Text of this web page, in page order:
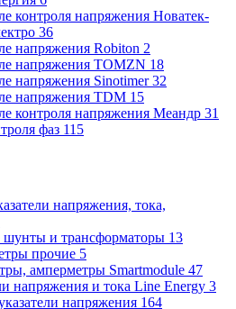
контроля напряжения Новатек-
36
напряжения Robiton 2
напряжения TOMZN 18
напряжения Sinotimer 32
напряжения TDM 15
контроля напряжения Меандр 31
фаз 115
напряжения, тока,
шунты и трансформаторы 13
прочие 5
амперметры Smartmodule 47
напряжения и тока Line Energy 3
напряжения 164